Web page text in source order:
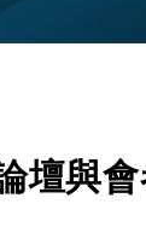
壇與